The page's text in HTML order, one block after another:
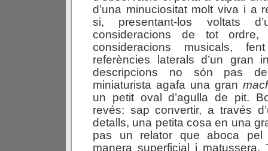
d’una minuciositat molt viva i a
si, presentant-los voltats
consideracions de tot
consideracions musicals,
referències laterals d’un gran
descripcions no són pas
miniaturista agafa una gran
un petit oval d’agulla de pit.
revés: sap convertir, a través
detalls, una petita cosa en una
pas un relator que aboca pel
manera superficial i